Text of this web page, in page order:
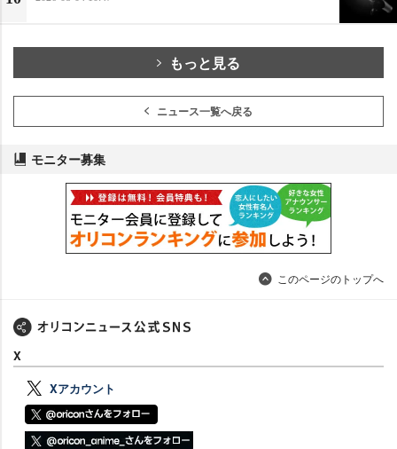
もっと見る
ニュース一覧へ戻る
モニター募集
このページのトップへ
X
Xアカウント